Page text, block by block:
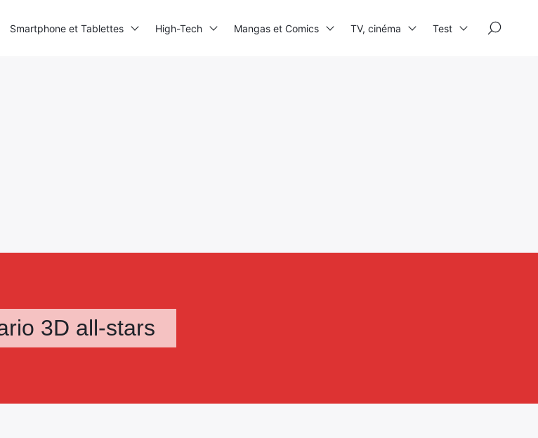
3D all-stars
Smartphone et Tablettes High-Tech Mangas et Comics TV, cinéma Test